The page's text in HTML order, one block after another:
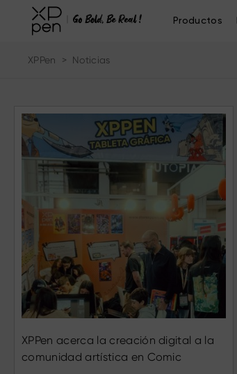
Productos
XPPen > Noticias
XPPen acerca la creación digital a la
comunidad artística en Comic